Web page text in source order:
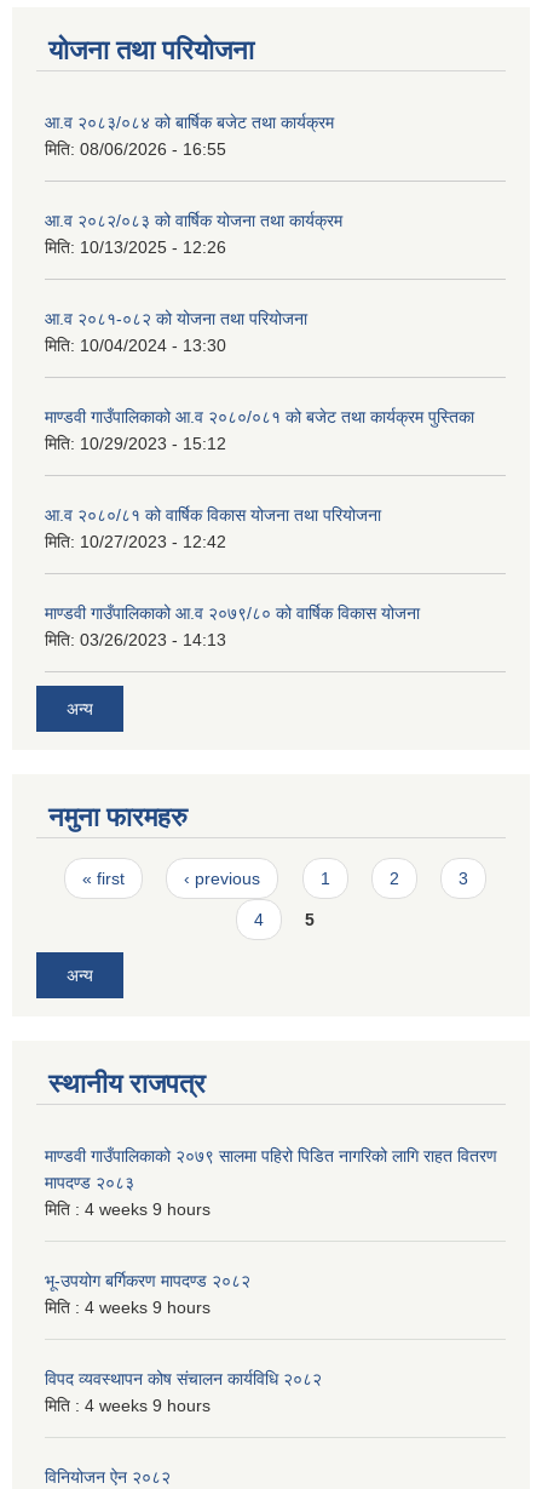
योजना तथा परियोजना
आ.व २०८३/०८४ को बार्षिक बजेट तथा कार्यक्रम
मिति: 08/06/2026 - 16:55
आ.व २०८२/०८३ को वार्षिक योजना तथा कार्यक्रम
मिति: 10/13/2025 - 12:26
आ.व २०८१-०८२ को योजना तथा परियोजना
मिति: 10/04/2024 - 13:30
माण्डवी गाउँपालिकाको आ.व २०८०/०८१ को बजेट तथा कार्यक्रम पुस्तिका
मिति: 10/29/2023 - 15:12
आ.व २०८०/८१ को वार्षिक विकास योजना तथा परियोजना
मिति: 10/27/2023 - 12:42
माण्डवी गाउँपालिकाको आ.व २०७९/८० को वार्षिक विकास योजना
मिति: 03/26/2023 - 14:13
अन्य
नमुना फारमहरु
Pages
« first ‹ previous 1 2 3
4 5
अन्य
स्थानीय राजपत्र
माण्डवी गाउँपालिकाको २०७९ सालमा पहिरो पिडित नागरिको लागि राहत वितरण
मापदण्ड २०८३
मिति : 4 weeks 9 hours
भू-उपयोग बर्गिकरण मापदण्ड २०८२
मिति : 4 weeks 9 hours
विपद व्यवस्थापन कोष संचालन कार्यविधि २०८२
मिति : 4 weeks 9 hours
विनियोजन ऐन २०८२